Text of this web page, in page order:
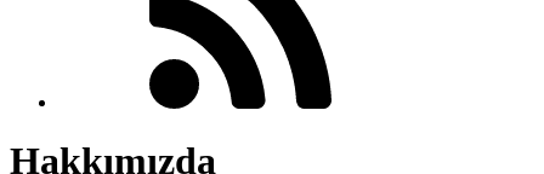
Hakkımızda